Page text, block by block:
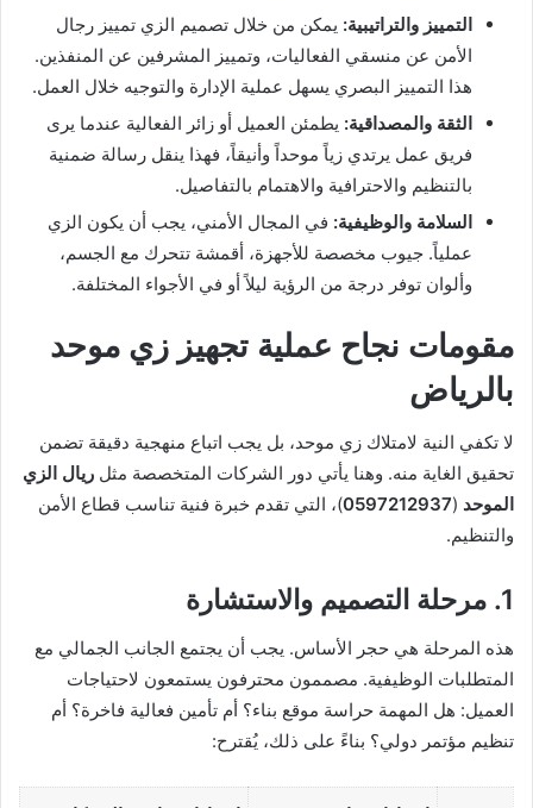
التمييز والتراتيبية: يمكن من خلال تصميم الزي تمييز رجال
الأمن عن منسقي الفعاليات، وتمييز المشرفين عن المنفذين.
هذا التمييز البصري يسهل عملية الإدارة والتوجيه خلال العمل.
الثقة والمصداقية: يطمئن العميل أو زائر الفعالية عندما يرى
فريق عمل يرتدي زياً موحداً وأنيقاً، فهذا ينقل رسالة ضمنية
بالتنظيم والاحترافية والاهتمام بالتفاصيل.
السلامة والوظيفية: في المجال الأمني، يجب أن يكون الزي
عملياً. جيوب مخصصة للأجهزة، أقمشة تتحرك مع الجسم،
وألوان توفر درجة من الرؤية ليلاً أو في الأجواء المختلفة.
مقومات نجاح عملية تجهيز زي موحد
بالرياض
لا تكفي النية لامتلاك زي موحد، بل يجب اتباع منهجية دقيقة تضمن
تحقيق الغاية منه. وهنا يأتي دور الشركات المتخصصة مثل ريال الزي
الموحد (
0597212937)، التي تقدم خبرة فنية تناسب قطاع الأمن
والتنظيم.
1. مرحلة التصميم والاستشارة
هذه المرحلة هي حجر الأساس. يجب أن يجتمع الجانب الجمالي مع
المتطلبات الوظيفية. مصممون محترفون يستمعون لاحتياجات
العميل: هل المهمة حراسة موقع بناء؟ أم تأمين فعالية فاخرة؟ أم
تنظيم مؤتمر دولي؟ بناءً على ذلك، يُقترح: